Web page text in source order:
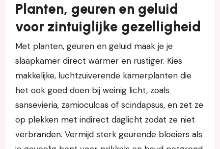
Planten, geuren en geluid
voor zintuiglijke gezelligheid
Met planten, geuren en geluid maak je je
slaapkamer direct warmer en rustiger. Kies
makkelijke, luchtzuiverende kamerplanten die
het ook goed doen bij weinig licht, zoals
sansevieria, zamioculcas of scindapsus, en zet ze
op plekken met indirect daglicht zodat ze niet
verbranden. Vermijd sterk geurende bloeiers als